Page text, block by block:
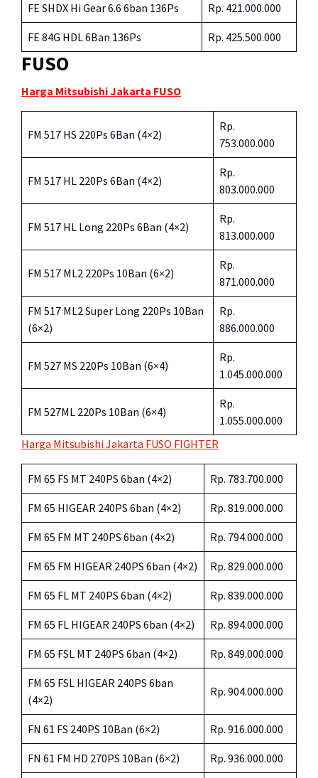
FE SHDX Hi Gear 6.6 6ban 136Ps Rp. 421.000.000
FE 84G HDL 6Ban 136Ps Rp. 425.500.000
FUSO
Harga Mitsubishi Jakarta FUSO
FM 517 HS 220Ps 6Ban (4×2)
Rp.
753.000.000
FM 517 HL 220Ps 6Ban (4×2)
Rp.
803.000.000
FM 517 HL Long 220Ps 6Ban (4×2)
Rp.
813.000.000
FM 517 ML2 220Ps 10Ban (6×2)
Rp.
871.000.000
FM 517 ML2 Super Long 220Ps 10Ban
(6×2)
Rp.
886.000.000
FM 527 MS 220Ps 10Ban (6×4)
Rp.
1.045.000.000
FM 527ML 220Ps 10Ban (6×4)
Rp.
1.055.000.000
Harga Mitsubishi Jakarta FUSO FIGHTER
FM 65 FS MT 240PS 6ban (4×2) Rp. 783.700.000
FM 65 HIGEAR 240PS 6ban (4×2) Rp. 819.000.000
FM 65 FM MT 240PS 6ban (4×2) Rp. 794.000.000
FM 65 FM HIGEAR 240PS 6ban (4×2) Rp. 829.000.000
FM 65 FL MT 240PS 6ban (4×2) Rp. 839.000.000
FM 65 FL HIGEAR 240PS 6ban (4×2) Rp. 894.000.000
FM 65 FSL MT 240PS 6ban (4×2) Rp. 849.000.000
FM 65 FSL HIGEAR 240PS 6ban
(4×2)
Rp. 904.000.000
FN 61 FS 240PS 10Ban (6×2) Rp. 916.000.000
FN 61 FM HD 270PS 10Ban (6×2) Rp. 936.000.000